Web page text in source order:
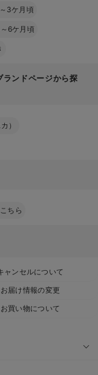
3ケ月頃
6ケ月頃
ランドページから探
）
ちら
ャンセルについて
お届け情報の変更
お買い物について